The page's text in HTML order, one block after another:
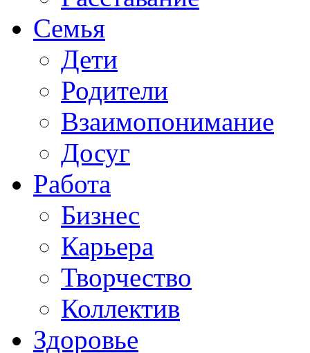
Семья
Дети
Родители
Взаимопонимание
Досуг
Работа
Бизнес
Карьера
Творчество
Коллектив
Здоровье